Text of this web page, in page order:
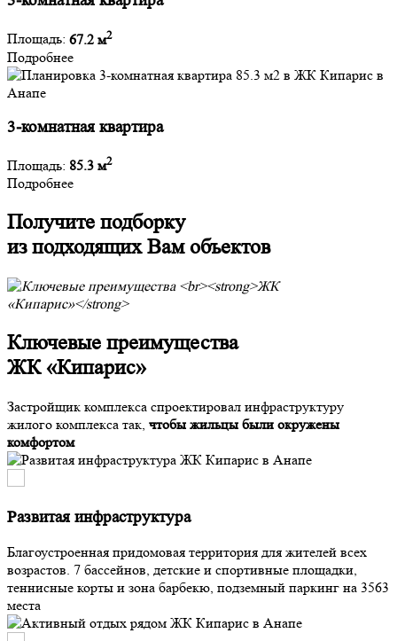
Площадь: 67.2 м2
Подробнее
3-комнатная квартира
Площадь: 85.3 м2
Подробнее
Получите подборку
из подходящих Вам объектов
Ключевые преимущества
ЖК «Кипарис»
Застройщик комплекса спроектировал инфраструктуру
жилого комплекса так, чтобы жильцы были окружены
комфортом
Развитая инфраструктура
Благоустроенная придомовая территория для жителей всех
возрастов. 7 бассейнов, детские и спортивные площадки,
теннисные корты и зона барбекю, подземный паркинг на 3563
места